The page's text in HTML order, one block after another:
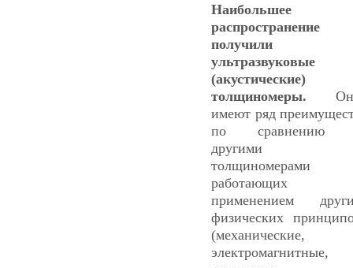
Наибольшее
распространение
получили
ультразвуковые
(акустические)
толщиномеры.
имеют ряд
по сравнению
другими
толщиномерами
работающих
применением
физических
(механические,
электромагнитные,